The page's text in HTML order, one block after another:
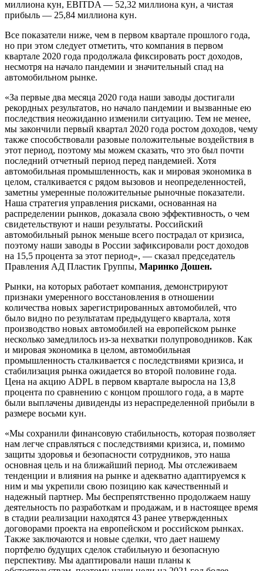
миллиона кун, EBITDA — 52,32 миллиона кун, а чистая
прибыль — 25,84 миллиона кун.
Все показатели ниже, чем в первом квартале прошлого года,
но при этом следует отметить, что компания в первом
квартале 2020 года продолжала фиксировать рост доходов,
несмотря на начало пандемии и значительный спад на
автомобильном рынке.
«За первые два месяца 2020 года наши заводы достигали
рекордных результатов, но начало пандемии и вызванные ею
последствия неожиданно изменили ситуацию. Тем не менее,
мы закончили первый квартал 2020 года ростом доходов, чему
также способствовали разовые положительные воздействия в
этот период, поэтому мы можем сказать, что это был почти
последний отчетный период перед пандемией. Хотя
автомобильная промышленность, как и мировая экономика в
целом, сталкивается с рядом вызовов и неопределенностей,
заметны умеренные положительные рыночные показатели.
Наша стратегия управления рисками, основанная на
распределении рынков, доказала свою эффективность, о чем
свидетельствуют и наши результаты. Российский
автомобильный рынок меньше всего пострадал от кризиса,
поэтому наши заводы в России зафиксировали рост доходов
на 15,5 процента за этот период», — сказал председатель
Правления АД Пластик Группы, Маринко Дошен.
Рынки, на которых работает компания, демонстрируют
признаки умеренного восстановления в отношении
количества новых зарегистрированных автомобилей, что
было видно по результатам предыдущего квартала, хотя
производство новых автомобилей на европейском рынке
несколько замедлилось из-за нехватки полупроводников. Как
и мировая экономика в целом, автомобильная
промышленность сталкивается с последствиями кризиса, и
стабилизация рынка ожидается во второй половине года.
Цена на акцию ADPL в первом квартале выросла на 13,8
процента по сравнению с концом прошлого года, а в марте
были выплачены дивиденды из нераспределенной прибыли в
размере восьми кун.
«Мы сохранили финансовую стабильность, которая позволяет
нам легче справляться с последствиями кризиса, и, помимо
защиты здоровья и безопасности сотрудников, это наша
основная цель и на ближайший период. Мы отслеживаем
тенденции и влияния на рынке и адекватно адаптируемся к
ним и мы укрепили свою позицию как качественный и
надежный партнер. Мы беспрепятственно продолжаем нашу
деятельность по разработкам и продажам, и в настоящее время
в стадии реализации находятся 43 ранее утвержденных
договорами проекта на европейском и российском рынках.
Также заключаются и новые сделки, что дает нашему
портфелю будущих сделок стабильную и безопасную
перспективу. Мы адаптировали наши планы к